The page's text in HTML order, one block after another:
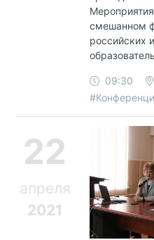
смешанном
российских
09:30
22
апреля
2021